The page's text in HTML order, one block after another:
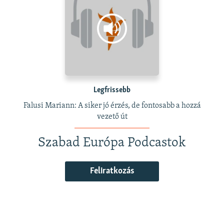
Legfrissebb
Falusi Mariann: A siker jó érzés, de fontosabb a hozzá
vezető út
Szabad Európa Podcastok
Feliratkozás